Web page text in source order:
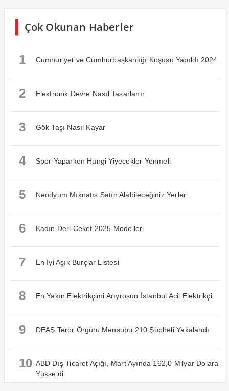
Çok Okunan Haberler
1 Cumhuriyet ve Cumhurbaşkanlığı Koşusu Yapıldı 2024
2 Elektronik Devre Nasıl Tasarlanır
3 Gök Taşı Nasıl Kayar
4 Spor Yaparken Hangi Yiyecekler Yenmeli
5 Neodyum Mıknatıs Satın Alabileceğiniz Yerler
6 Kadın Deri Ceket 2025 Modelleri
7 En İyi Aşık Burçlar Listesi
8 En Yakın Elektrikçimi Arıyrosun İstanbul Acil Elektrikçi
9 DEAŞ Terör Örgütü Mensubu 210 Şüpheli Yakalandı
10 ABD Dış Ticaret Açığı, Mart Ayında 162,0 Milyar Dolara
Yükseldi